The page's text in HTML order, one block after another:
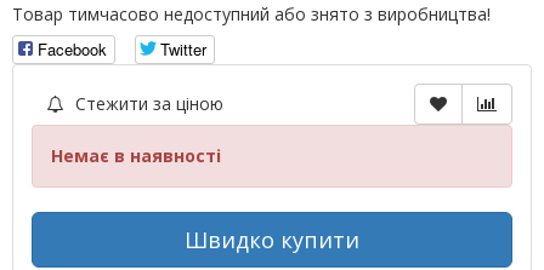
Товар тимчасово недоступний або знято з виробництва!
Facebook
Twitter
Стежити за ціною
Немає в наявності
Швидко купити